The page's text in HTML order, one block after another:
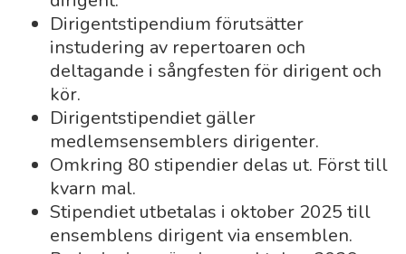
Dirigentstipendium förutsätter
instudering av repertoaren och
deltagande i sångfesten för dirigent och
kör.
Dirigentstipendiet gäller
medlemsensemblers dirigenter.
Omkring 80 stipendier delas ut. Först till
kvarn mal.
Stipendiet utbetalas i oktober 2025 till
ensemblens dirigent via ensemblen.